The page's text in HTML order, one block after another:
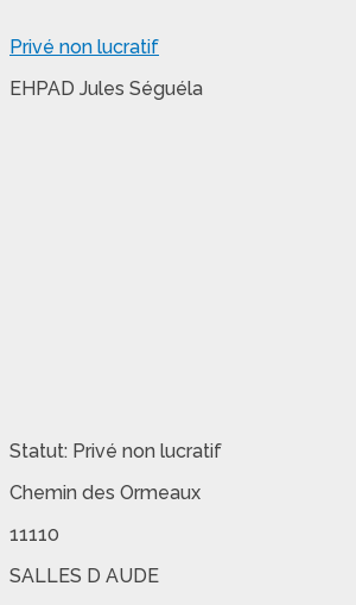
Privé non lucratif
EHPAD Jules Séguéla
Statut: Privé non lucratif
Chemin des Ormeaux
11110
SALLES D AUDE